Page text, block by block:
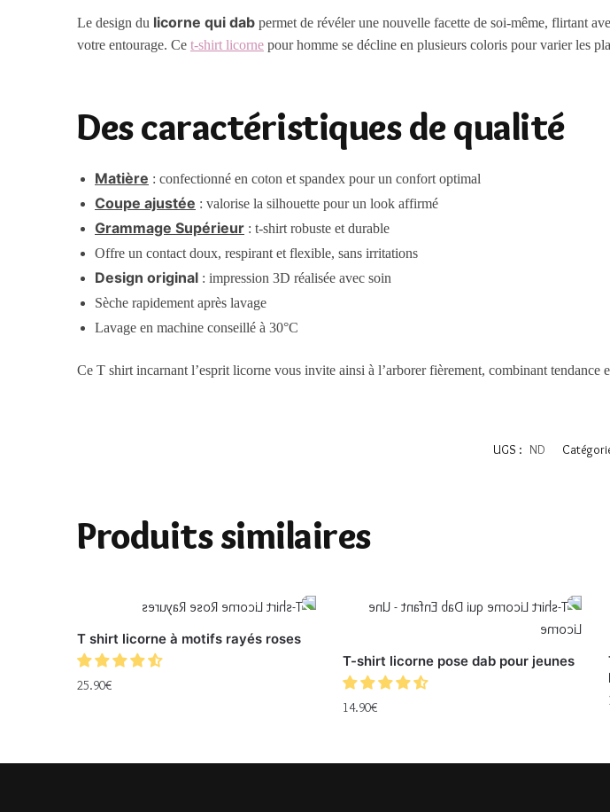
Le design du licorne qui dab permet de révéler une nouvelle facette de soi-même, flirtant
votre entourage. Cet-shirt licorne pour homme se décline en plusieurs coloris pour varier les
Des caractéristiques de qualité
Matière : confectionné en coton et spandex pour un confort optimal
Coupe ajustée : valorise la silhouette pour un look affirmé
Grammage Supérieur : t-shirt robuste et durable
Offre un contact doux, respirant et flexible, sans irritations
Design original : impression 3D réalisée avec soin
Sèche rapidement après lavage
Lavage en machine conseillé à 30°C
Ce T shirt incarnant l’esprit licorne vous invite ainsi à l’arborer fièrement, combinant tendance
UGS : ND
Produits similaires
T shirt licorne à motifs rayés roses
25.90€
T-shirt licorne pose dab pour jeunes
14.90€